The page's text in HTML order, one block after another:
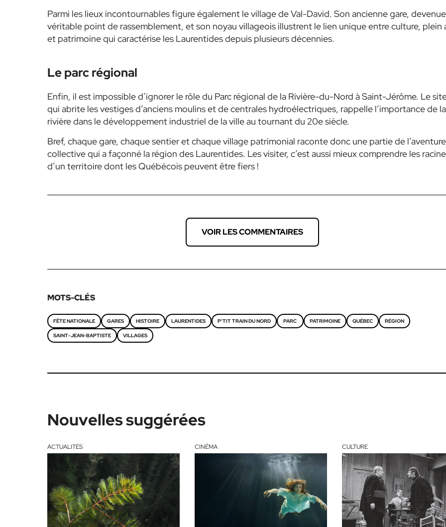
Parmi les lieux incontournables figure également le village de Val-David. Son ancienne gare,
véritable point de rassemblement, et son noyau villageois illustrent le lien unique entre culture, plein
et patrimoine qui caractérise les Laurentides depuis plusieurs décennies.
Le parc régional
Enfin, il est impossible d’ignorer le rôle du Parc régional de la Rivière-du-Nord à Saint-Jérôme. Le
qui abrite les vestiges d’anciens moulins et de centrales hydroélectriques, rappelle l’importance de la
rivière dans le développement industriel de la ville au tournant du 20e siècle.
Bref, chaque gare, chaque sentier et chaque village patrimonial raconte donc une partie de l’aventure
collective qui a façonné la région des Laurentides. Les visiter, c’est aussi mieux comprendre les
d’un territoire dont les Québécois peuvent être fiers !
VOIR LES COMMENTAIRES
MOTS-CLÉS
FÊTE NATIONALE GARES HISTOIRE LAURENTIDES P'TIT TRAIN DU NORD PARC PATRIMOINE QUÉBEC RÉGION
SAINT-JEAN-BAPTISTE VILLAGES
Nouvelles suggérées
ACTUALITÉS CINÉMA CULTURE